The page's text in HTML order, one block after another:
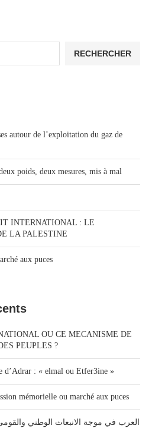
RECHERCHER
autour de l’exploitation du gaz de
poids, deux mesures, mis à mal
INTERNATIONAL : LE
LA PALESTINE
aux puces
OU CE MECANISME DE
PEUPLES ?
d’Adrar : « elmal ou Etfer3ine »
mémorielle ou marché aux puces
العرب في موجة الانبعاث الوطني